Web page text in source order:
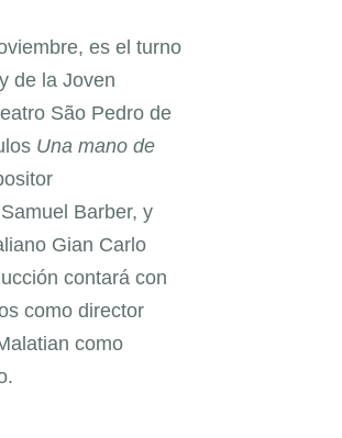
es el turno
de la Joven
São Pedro de
Una mano de
Barber, y
Gian Carlo
contará con
como director
como